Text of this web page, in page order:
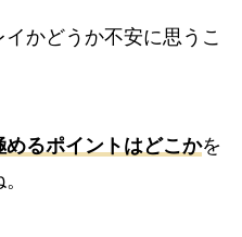
かどうか不安に思うこ
めるポイントはどこかを